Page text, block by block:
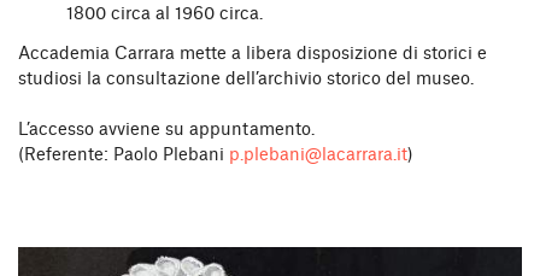
1800 circa al 1960 circa.
Accademia Carrara mette a libera disposizione di storici e
studiosi la consultazione dell’archivio storico del museo.
L’accesso avviene su appuntamento.
(Referente: Paolo Plebani p.plebani@lacarrara.it)